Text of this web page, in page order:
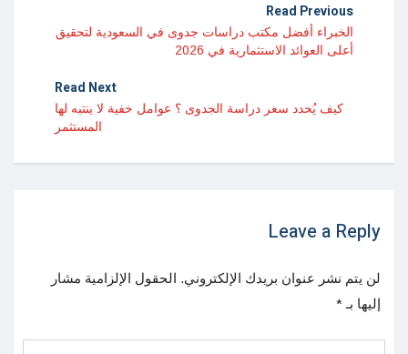
Read Previous
الخبراء أفضل مكتب دراسات جدوى في السعودية لتحقيق
أعلى العوائد الاستثمارية في 2026
Read Next
كيف يُحدد سعر دراسة الجدوى ؟ عوامل خفية لا ينتبه لها
المستثمر
Leave a Reply
لن يتم نشر عنوان بريدك الإلكتروني. الحقول الإلزامية مشار
إليها بـ *